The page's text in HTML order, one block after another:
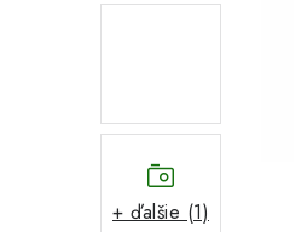
+ ďalšie (1)